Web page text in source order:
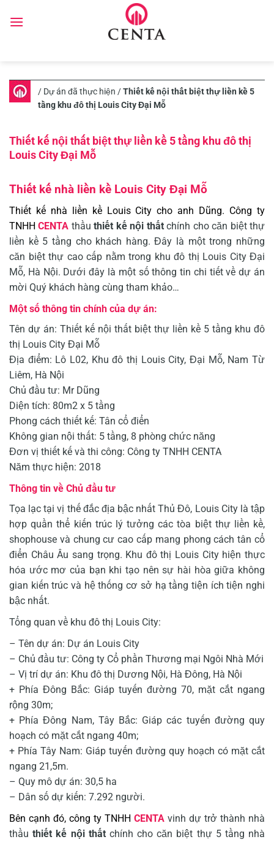
/ Dự án đã thực hiện /Thiết kế nội thất biệt thự liền kề 5
tầng khu đô thị Louis City Đại Mỗ
Thiết kế nội thất biệt thự liền kề 5 tầng khu đô thị
Louis City Đại Mỗ
Thiết kế nhà liền kề Louis City Đại Mỗ
Thiết kế nhà liền kề Louis City cho anh Dũng. Công ty
TNHH CENTA thầuthiết kế nội thấtchính cho căn biệt thự
liền kề 5 tầng cho khách hàng. Đây là một trong những
căn biệt thự cao cấp nằm trong khu đô thị Louis City Đại
Mỗ, Hà Nội. Dưới đây là một số thông tin chi tiết về dự án
mời Quý khách hàng cùng tham khảo…
Một số thông tin chính của dự án:
Tên dự án: Thiết kế nội thất biệt thự liền kề 5 tầng khu đô
thị Louis City Đại Mỗ
Địa điểm: Lô L02, Khu đô thị Louis City, Đại Mỗ, Nam Từ
Liêm, Hà Nội
Chủ đầu tư: Mr Dũng
Diện tích: 80m2 x 5 tầng
Phong cách thiết kế: Tân cổ điển
Không gian nội thất: 5 tầng, 8 phòng chức năng
Đơn vị thiết kế và thi công: Công ty TNHH CENTA
Năm thực hiện: 2018
Thông tin về Chủ đầu tư
Tọa lạc tại vị thế đắc địa bậc nhất Thủ Đô, Louis City là tập
hợp quần thể kiến trúc lý tưởng các tòa biệt thự liền kề,
shophouse và chung cư cao cấp mang phong cách tân cổ
điển Châu Âu sang trọng. Khu đô thị Louis City hiện thực
hóa ước mơ của bạn khi tạo nên sự hài hòa giữa không
gian kiến trúc và hệ thống cơ sở hạ tầng tiện ích tiện nghi
bậc nhất.
Tổng quan về khu đô thị Louis City:
– Tên dự án: Dự án Louis City
– Chủ đầu tư: Công ty Cổ phần Thương mại Ngôi Nhà Mới
– Vị trí dự án: Khu đô thị Dương Nội, Hà Đông, Hà Nội
+ Phía Đông Bắc: Giáp tuyến đường 70, mặt cắt ngang
rộng 30m;
+ Phía Đông Nam, Tây Bắc: Giáp các tuyến đường quy
hoạch có mặt cắt ngang 40m;
+ Phía Tây Nam: Giáp tuyến đường quy hoạch có mặt cắt
ngang 21,5m.
– Quy mô dự án: 30,5 ha
– Dân số dự kiến: 7.292 người.
Bên cạnh đó, công ty TNHH CENTA vinh dự trở thành nhà
thầuthiết kế nội thất chính cho căn biệt thự 5 tầng nhà